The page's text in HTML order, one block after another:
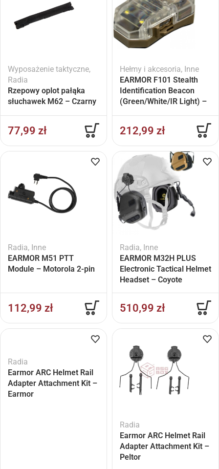
Wyposażenie taktyczne,
Radia
Rzepowy oplot pałąka
słuchawek M62 – Czarny
77,99 zł
Hełmy i akcesoria, Inne
EARMOR F101 Stealth
Identification Beacon
(Green/White/IR Light) –
212,99 zł
Radia, Inne
EARMOR M51 PTT
Module – Motorola 2-pin
112,99 zł
Radia, Inne
EARMOR M32H PLUS
Electronic Tactical Helmet
Headset – Coyote
510,99 zł
Radia
Earmor ARC Helmet Rail
Adapter Attachment Kit –
Earmor
Radia
Earmor ARC Helmet Rail
Adapter Attachment Kit –
Peltor